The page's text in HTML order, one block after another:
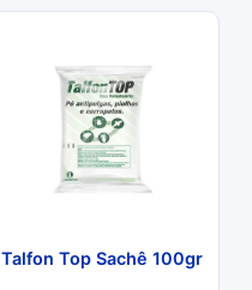
Talfon Top Sachê 100gr